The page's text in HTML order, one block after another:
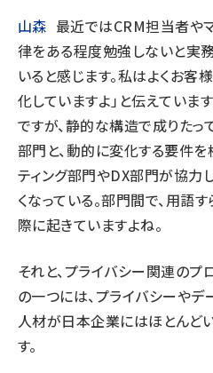
山森 最近ではCRM担当者や
律をある程度勉強しないと実
いると感じます。私はよくお客
化していますよ」と伝えていま
ですが、静的な構造で成りた
部門と、動的に変化する要件
ティング部門やDX部門が協力
くなっている。部門間で、用語
際に起きていますよね。
それと、プライバシー関連の
の一つには、プライバシーやデ
人材が日本企業にはほとんど
す。